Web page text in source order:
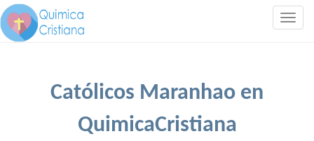
Católicos Maranhao en
QuimicaCristiana